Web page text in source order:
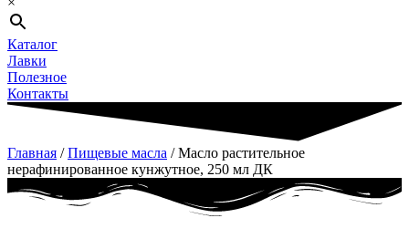
Каталог
Лавки
Полезное
Контакты
Главная /Пищевые масла / Масло растительное
нерафинированное кунжутное, 250 мл ДК